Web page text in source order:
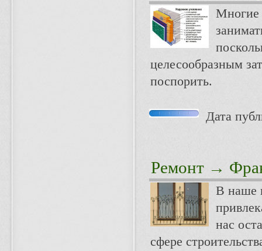
Многие
целесообразным
поспорить.
Дата
Ремонт →
В наше
нас
сфере